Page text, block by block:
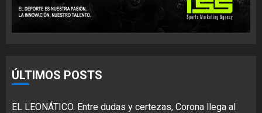
ÚLTIMOS POSTS
EL LEONÁTICO. Entre dudas y certezas, Corona llega al